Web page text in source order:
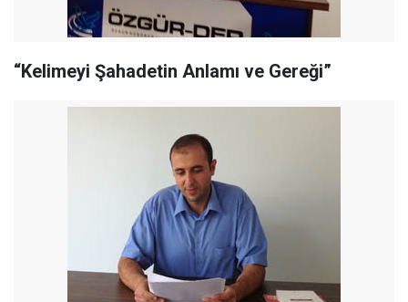
“Kelimeyi Şahadetin Anlamı ve Gereği”